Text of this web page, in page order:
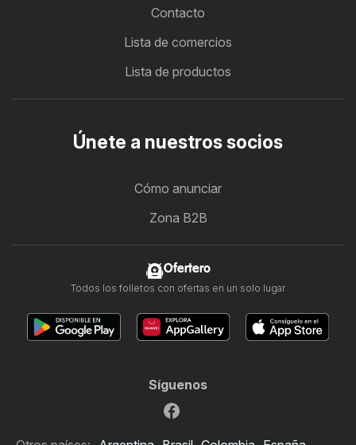
Contacto
Lista de comercios
Lista de productos
Únete a nuestros socios
Cómo anunciar
Zona B2B
Ofertero
Todos los folletos con ofertas en un solo lugar
Síguenos